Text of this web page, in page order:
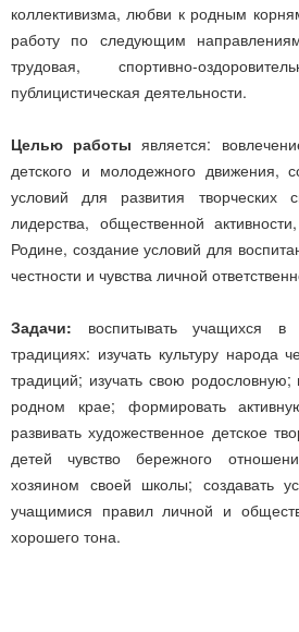
коллективизма, любви к родным
работу по следующим
трудовая, спортивно-
публицистическая деятельности.
Целью работы является:
детского и молодежного движения,
условий для развития творческих
лидерства, общественной
Родине, создание условий для
честности и чувства личной
Задачи: воспитывать учащихся в
традициях: изучать культуру народа
традиций; изучать свою
родном крае; формировать
развивать художественное детское
детей чувство бережного
хозяином своей школы; создавать
учащимися правил личной и
хорошего тона.